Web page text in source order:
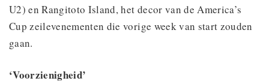
U2) en Rangitoto Island, het decor van de America’s
Cup zeilevenementen die vorige week van start zouden
gaan.
‘Voorzienigheid’